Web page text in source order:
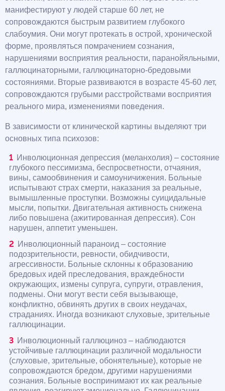
манифестируют у людей старше 60 лет, не
сопровождаются быстрым развитием глубокого
слабоумия. Они могут протекать в острой, хронической
форме, проявляться помрачением сознания,
нарушениями восприятия реальности, паранойяльными,
галлюцинаторными, галлюцинаторно-бредовыми
состояниями. Вторые развиваются в возрасте 45-60 лет,
сопровождаются грубыми расстройствами восприятия
реального мира, изменениями поведения.
В зависимости от клинической картины выделяют три
основных типа психозов:
Инволюционная депрессия (меланхолия) – состояние
глубокого пессимизма, беспросветности, отчаяния,
вины, самообвинения и самоуничижения. Больные
испытывают страх смерти, наказания за реальные,
вымышленные проступки. Возможны суицидальные
мысли, попытки. Двигательная активность снижена
либо повышена (ажитированная депрессия). Сон
нарушен, аппетит уменьшен.
Инволюционный параноид – состояние
подозрительности, ревности, обидчивости,
агрессивности. Больные склонны к образованию
бредовых идей преследования, враждебности
окружающих, измены супруга, супруги, отравления,
подмены. Они могут вести себя вызывающе,
конфликтно, обвинять других в своих неудачах,
страданиях. Иногда возникают слуховые, зрительные
галлюцинации.
Инволюционный галлюциноз – наблюдаются
устойчивые галлюцинации различной модальности
(слуховые, зрительные, обонятельные), которые не
сопровождаются бредом, другими нарушениями
сознания. Больные воспринимают их как реальные